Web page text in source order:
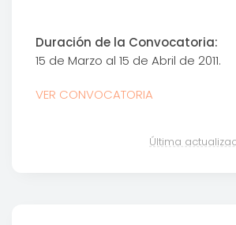
Duración de la Convocatoria:
15 de Marzo al 15 de Abril de 2011.
VER CONVOCATORIA
Última